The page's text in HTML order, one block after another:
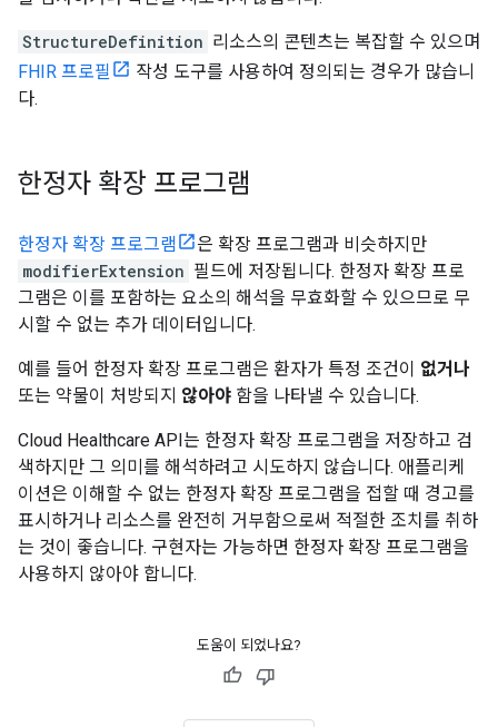
StructureDefinition 리소스의 콘텐츠는 복잡할 수 있으며
FHIR 프로필
작성 도구를 사용하여 정의되는 경우가 많습니
다.
한정자 확장 프로그램
한정자 확장 프로그램
은 확장 프로그램과 비슷하지만
modifierExtension 필드에 저장됩니다. 한정자 확장 프로
그램은 이를 포함하는 요소의 해석을 무효화할 수 있으므로 무
시할 수 없는 추가 데이터입니다.
예를 들어 한정자 확장 프로그램은 환자가 특정 조건이 없거나
또는 약물이 처방되지 않아야 함을 나타낼 수 있습니다.
Cloud Healthcare API는 한정자 확장 프로그램을 저장하고 검
색하지만 그 의미를 해석하려고 시도하지 않습니다. 애플리케
이션은 이해할 수 없는 한정자 확장 프로그램을 접할 때 경고를
표시하거나 리소스를 완전히 거부함으로써 적절한 조치를 취하
는 것이 좋습니다. 구현자는 가능하면 한정자 확장 프로그램을
사용하지 않아야 합니다.
도움이 되었나요?